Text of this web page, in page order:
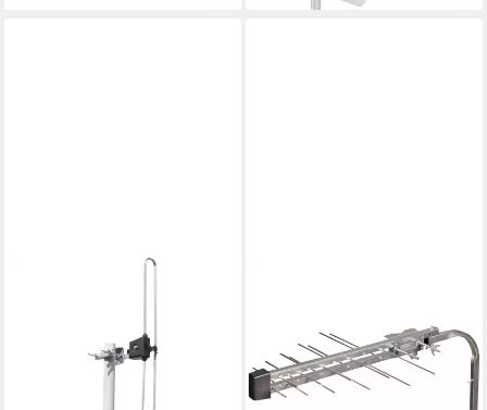
Digitalradio Antenne K-
102836-10 Dachantenne
lieferbar - in 2-3 Werktagen bei dir